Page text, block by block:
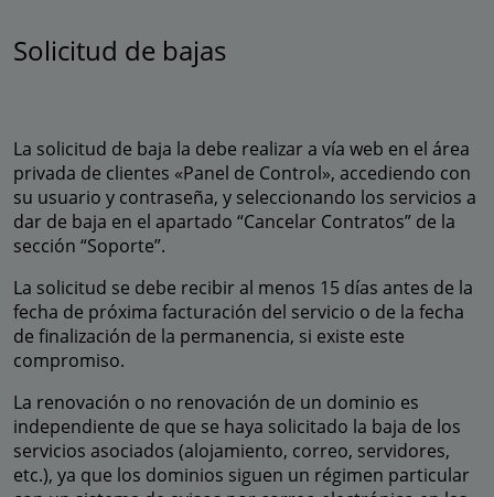
Solicitud de bajas
La solicitud de baja la debe realizar a vía web en el área
privada de clientes «Panel de Control», accediendo con
su usuario y contraseña, y seleccionando los servicios a
dar de baja en el apartado “Cancelar Contratos” de la
sección “Soporte”.
La solicitud se debe recibir al menos 15 días antes de la
fecha de próxima facturación del servicio o de la fecha
de finalización de la permanencia, si existe este
compromiso.
La renovación o no renovación de un dominio es
independiente de que se haya solicitado la baja de los
servicios asociados (alojamiento, correo, servidores,
etc.), ya que los dominios siguen un régimen particular